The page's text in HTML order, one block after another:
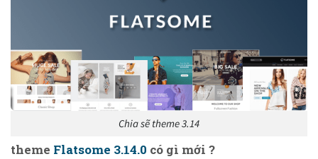
Chia sẽ theme 3.14
theme Flatsome 3.14.0 có gì mới ?